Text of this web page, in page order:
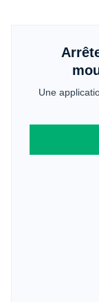
Une